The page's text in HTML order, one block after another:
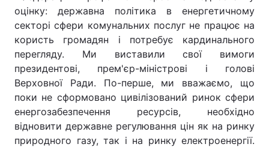
оцінку: державна політика в енергетичному
секторі сфери комунальних послуг не працює на
користь громадян і потребує кардинального
перегляду. Ми виставили свої вимоги
президентові, прем'єр-міністрові і голові
Верховної Ради. По-перше, ми вважаємо, що
поки не сформовано цивілізований ринок сфери
енергозабезпечення ресурсів, необхідно
відновити державне регулювання цін як на ринку
природного газу, так і на ринку електроенергії.